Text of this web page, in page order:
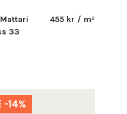
33
455 kr / m²
-14%